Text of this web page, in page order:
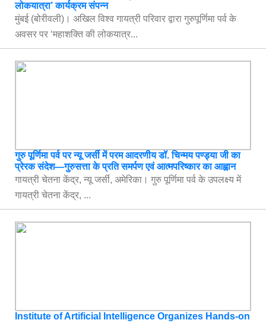
लोकयात्रा’ कार्यक्रम संपन्न
मुंबई (बोरीवली)। अखिल विश्व गायत्री परिवार द्वारा गुरुपूर्णिमा पर्व के
अवसर पर ‘महाशक्ति की लोकयात्र...
गुरु पूर्णिमा पर्व पर न्यू जर्सी में परम आदरणीय डॉ. चिन्मय पण्ड्या जी का
प्रेरक संदेश—गुरुसत्ता के प्रति समर्पण एवं आत्मपरिष्कार का आह्वान
गायत्री चेतना केंद्र, न्यू जर्सी, अमेरिका। गुरु पूर्णिमा पर्व के उपलक्ष्य में
गायत्री चेतना केंद्र, ...
Institute of Artificial Intelligence Organizes Hands-on